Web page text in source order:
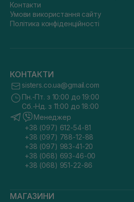
Контакти
Умови використання сайту
Політика конфіденційності
КОНТАКТИ
sisters.co.ua@gmail.com
Пн.-Пт. з 10:00 до 19:00
Сб.-Нд. з 11:00 до 18:00
Менеджер
+38 (097) 612-54-81
+38 (097) 788-12-88
+38 (097) 983-41-20
+38 (068) 693-46-00
+38 (068) 951-22-86
МАГАЗИНИ